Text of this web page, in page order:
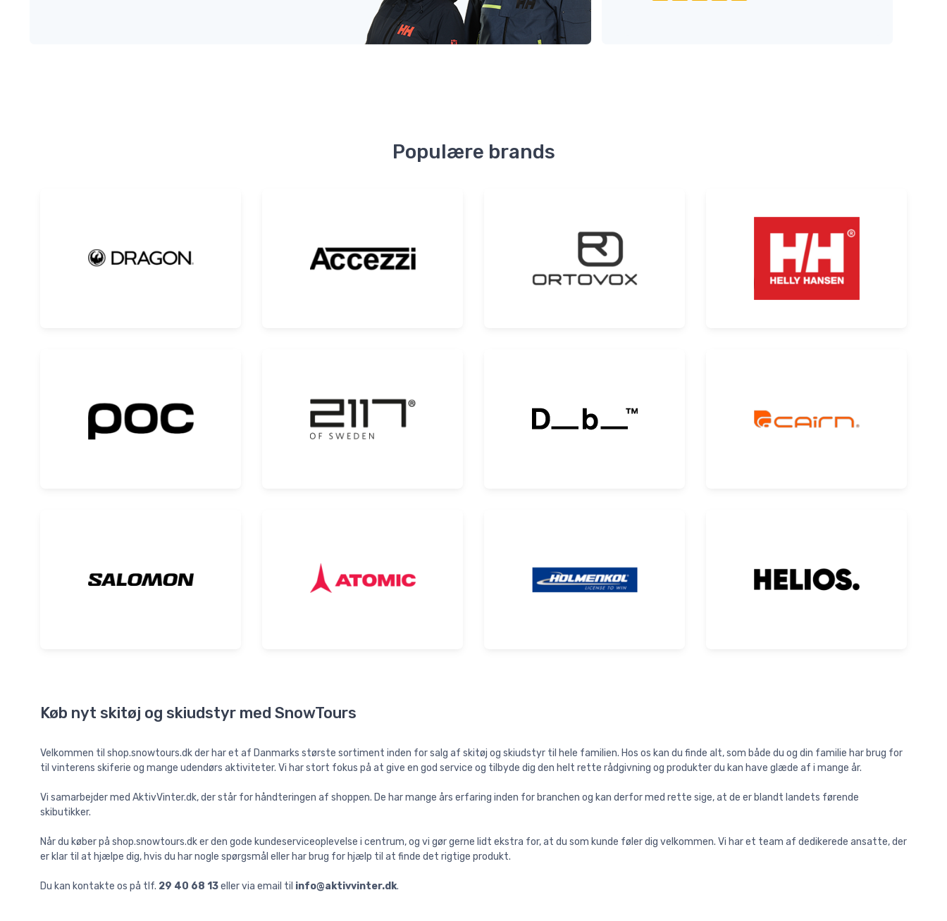
Populære brands
Køb nyt skitøj og skiudstyr med SnowTours
Velkommen til shop.snowtours.dk der har et af Danmarks største sortiment inden for salg af skitøj og skiudstyr til hele familien. Hos os kan du finde alt, som både du og din familie har brug for
til vinterens skiferie og mange udendørs aktiviteter. Vi har stort fokus på at give en god service og tilbyde dig den helt rette rådgivning og produkter du kan have glæde af i mange år.
Vi samarbejder med AktivVinter.dk, der står for håndteringen af shoppen. De har mange års erfaring inden for branchen og kan derfor med rette sige, at de er blandt landets førende
skibutikker.
Når du køber på shop.snowtours.dk er den gode kundeserviceoplevelse i centrum, og vi gør gerne lidt ekstra for, at du som kunde føler dig velkommen. Vi har et team af dedikerede ansatte, der
er klar til at hjælpe dig, hvis du har nogle spørgsmål eller har brug for hjælp til at finde det rigtige produkt.
Du kan kontakte os på tlf. 29 40 68 13eller via email til info@aktivvinter.dk.